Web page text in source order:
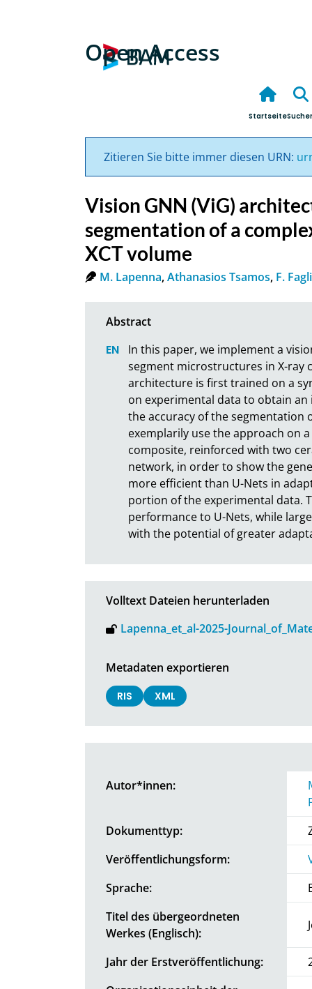
Open Access
Startseite
Zitieren Sie bitte immer diesen URN:
Vision GNN (ViG)
segmentation of a
XCT volume
M. Lapenna,Athanasios Tsamos, F.
In this paper, we implement a
segment microstructures in X-ray
architecture is first trained on a
on experimental data to obtain an
the accuracy of the segmentation
exemplarily use the approach on
composite, reinforced with two
network, in order to show the
more efficient than U-Nets in
portion of the experimental data.
performance to U-Nets, while
with the potential of greater
Volltext Dateien herunterladen
Lapenna_et_al-2025-
Metadaten exportieren
RIS XML
Autor*innen:
Dokumenttyp:
Veröffentlichungsform:
Sprache:
Titel des übergeordneten
Werkes (Englisch):
Jahr der Erstveröffentlichung: